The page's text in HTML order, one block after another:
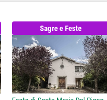
Sagre e Feste